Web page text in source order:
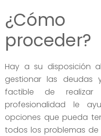
proceder?
Hay a su disposición
gestionar las deudas
factible de
profesionalidad le
opciones que pueda
todos los problemas